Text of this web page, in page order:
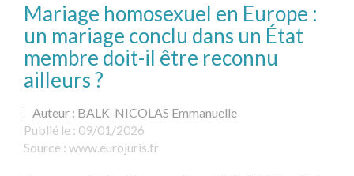
Mariage homosexuel en Europe :
un mariage conclu dans un État
membre doit-il être reconnu
ailleurs ?
Auteur : BALK-NICOLAS Emmanuelle
Publié le : 09/01/2026
Source : www.eurojuris.fr